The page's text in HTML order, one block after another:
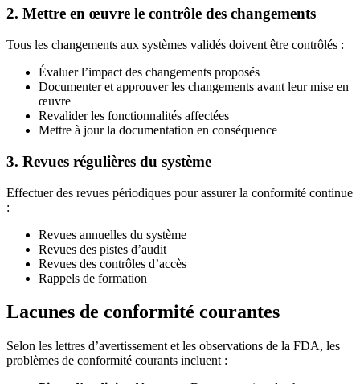
2. Mettre en œuvre le contrôle des changements
Tous les changements aux systèmes validés doivent être contrôlés :
Évaluer l’impact des changements proposés
Documenter et approuver les changements avant leur mise en
œuvre
Revalider les fonctionnalités affectées
Mettre à jour la documentation en conséquence
3. Revues régulières du système
Effectuer des revues périodiques pour assurer la conformité continue
:
Revues annuelles du système
Revues des pistes d’audit
Revues des contrôles d’accès
Rappels de formation
Lacunes de conformité courantes
Selon les lettres d’avertissement et les observations de la FDA, les
problèmes de conformité courants incluent :